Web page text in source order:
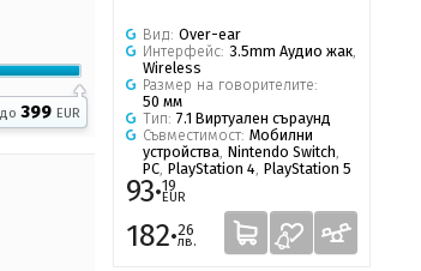
до 399 EUR
Вид: Over-ear
Интерфейс: 3.5mm Аудио жак,
Wireless
Размер на говорителите:
50 мм
Тип: 7.1 Виртуален съраунд
Съвместимост: Мобилни
устройства, Nintendo Switch,
PC, PlayStation 4, PlayStation 5
93·19
EUR
182·26
лв.